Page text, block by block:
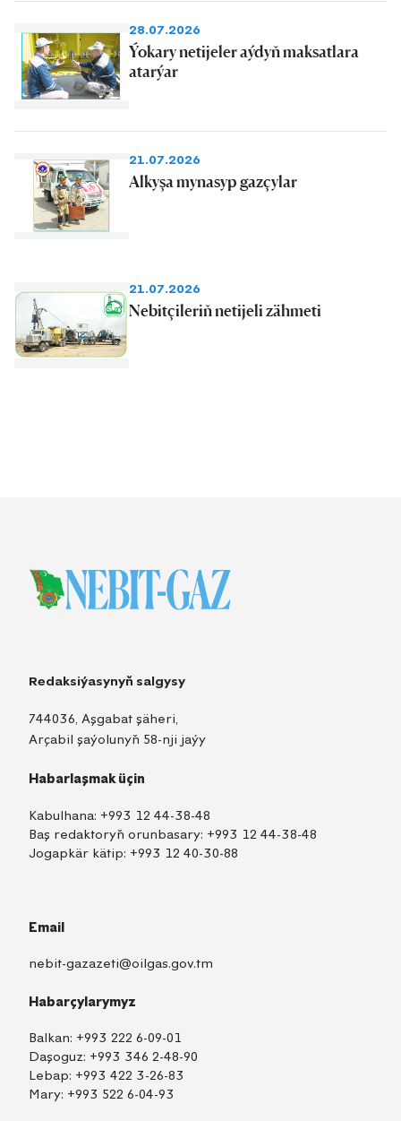
28.07.2026
Ýokary netijeler aýdyň maksatlara
atarýar
21.07.2026
Alkyşa mynasyp gazçylar
21.07.2026
Nebitçileriň netijeli zähmeti
Redaksiýasynyň salgysy
744036, Aşgabat şäheri,
Arçabil şaýolunyň 58-nji jaýy
Habarlaşmak üçin
Kabulhana: +993 12 44-38-48
Baş redaktoryň orunbasary: +993 12 44-38-48
Jogapkär kätip: +993 12 40-30-88
Email
nebit-gazazeti@oilgas.gov.tm
Habarçylarymyz
Balkan: +993 222 6-09-01
Daşoguz: +993 346 2-48-90
Lebap: +993 422 3-26-83
Mary: +993 522 6-04-93